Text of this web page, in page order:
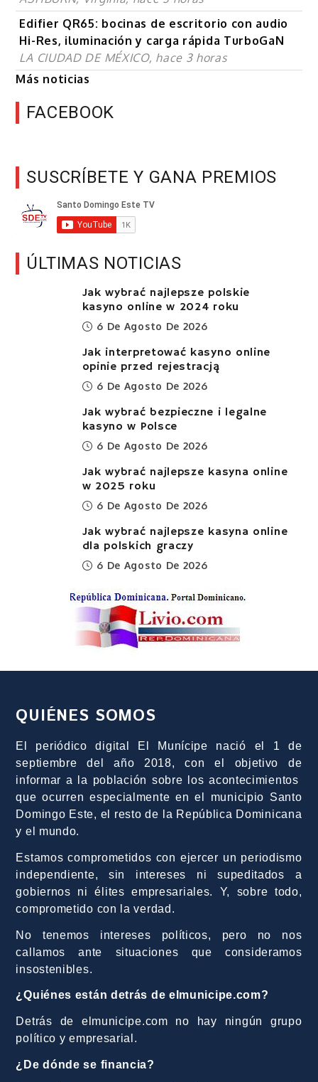
Edifier QR65: bocinas de escritorio con audio
Hi-Res, iluminación y carga rápida TurboGaN
LA CIUDAD DE MÉXICO, hace 3 horas
Más noticias
FACEBOOK
SUSCRÍBETE Y GANA PREMIOS
ÚLTIMAS NOTICIAS
Jak wybrać najlepsze polskie
kasyno online w 2024 roku
6 De Agosto De 2026
Jak interpretować kasyno online
opinie przed rejestracją
6 De Agosto De 2026
Jak wybrać bezpieczne i legalne
kasyno w Polsce
6 De Agosto De 2026
Jak wybrać najlepsze kasyna online
w 2025 roku
6 De Agosto De 2026
Jak wybrać najlepsze kasyna online
dla polskich graczy
6 De Agosto De 2026
QUIÉNES SOMOS
El periódico digital El Munícipe nació el 1 de
septiembre del año 2018, con el objetivo de
informar a la población sobre los acontecimientos
que ocurren especialmente en el municipio Santo
Domingo Este, el resto de la República Dominicana
y el mundo.
Estamos comprometidos con ejercer un periodismo
independiente, sin intereses ni supeditados a
gobiernos ni élites empresariales. Y, sobre todo,
comprometido con la verdad.
No tenemos intereses políticos, pero no nos
callamos ante situaciones que consideramos
insostenibles.
¿Quiénes están detrás de elmunicipe.com?
Detrás de elmunicipe.com no hay ningún grupo
político y empresarial.
¿De dónde se financia?